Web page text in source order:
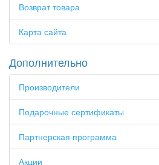
Возврат товара
Карта сайта
Дополнительно
Производители
Подарочные сертификаты
Партнерская программа
Акции